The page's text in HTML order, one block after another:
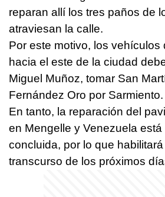
reparan allí los tres paños de
atraviesan la calle.
Por este motivo, los vehículos
hacia el este de la ciudad
Miguel Muñoz, tomar San
Fernández Oro por Sarmiento.
En tanto, la reparación del
en Mengelle y Venezuela
concluida, por lo que habilitará
transcurso de los próximos